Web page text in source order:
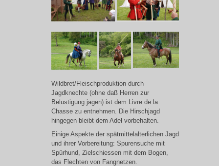
Wildbret/Fleischproduktion durch
Jagdknechte (ohne daß Herren zur
Belustigung jagen) ist dem Livre de la
Chasse zu entnehmen. Die Hirschjagd
hingegen bleibt dem Adel vorbehalten.
Einige Aspekte der spätmittelalterlichen Jagd
und ihrer Vorbereitung: Spurensuche mit
Spürhund, Zielschiessen mit dem Bogen,
das Flechten von Fangnetzen.